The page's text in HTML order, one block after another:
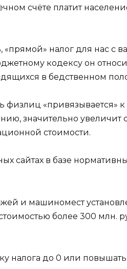
счёте платит
«прямой» налог для нас с
кодексу он
в бедственном
физлиц «привязывается» к
значительно увеличит
стоимости.
сайтах в базе
и машиномест
более 300 млн.
налога до 0 или повышать